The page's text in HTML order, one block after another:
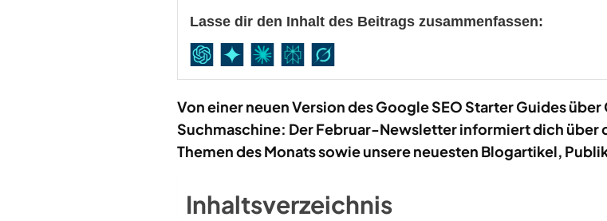
Lasse dir den Inhalt des Beitrags zusammenfassen:
Von einer neuen Version des Google SEO Starter Guides über
Suchmaschine: Der Februar-Newsletter informiert dich
Themen des Monats sowie unsere neuesten Blogartikel,
Inhaltsverzeichnis